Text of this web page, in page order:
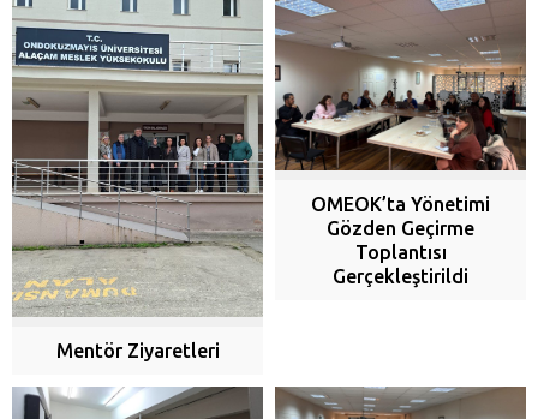
Mentör Ziyaretleri
OMEOK’ta Yönetimi
Gözden Geçirme
Toplantısı
Gerçekleştirildi